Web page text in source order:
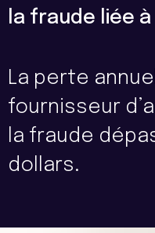
la fraude liée
La perte
fournisseur
la fraude
dollars.